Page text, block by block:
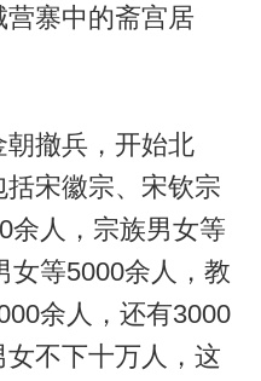
寨中的斋宫居
撤兵，开始北
宋徽宗、宋钦宗
余人，宗族男女等
女等5000余人，教
余人，还有3000
不下十万人，这